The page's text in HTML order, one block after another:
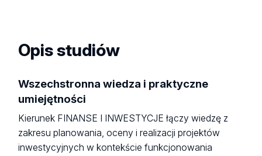
Opis studiów
Wszechstronna wiedza i praktyczne
umiejętności
Kierunek FINANSE I INWESTYCJE łączy wiedzę z
zakresu planowania, oceny i realizacji projektów
inwestycyjnych w kontekście funkcjonowania